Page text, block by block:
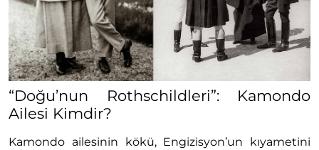
“Doğu’nun Rothschildleri”: Kamondo
Ailesi Kimdir?
Kamondo ailesinin kökü, Engizisyon’un kıyametini